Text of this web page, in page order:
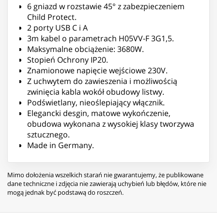
6 gniazd w rozstawie 45° z zabezpieczeniem
Child Protect.
2 porty USB C i A
3m kabel o parametrach H05VV-F 3G1,5.
Maksymalne obciążenie: 3680W.
Stopień Ochrony IP20.
Znamionowe napięcie wejściowe 230V.
Z uchwytem do zawieszenia i możliwością
zwinięcia kabla wokół obudowy listwy.
Podświetlany, nieoślepiający włącznik.
Elegancki desgin, matowe wykończenie,
obudowa wykonana z wysokiej klasy tworzywa
sztucznego.
Made in Germany.
Mimo dołożenia wszelkich starań nie gwarantujemy, że publikowane
dane techniczne i zdjęcia nie zawierają uchybień lub błędów, które nie
mogą jednak być podstawą do roszczeń.